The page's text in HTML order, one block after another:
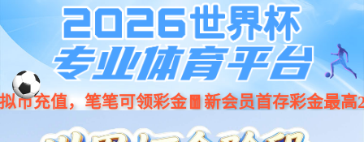
首页-AB娱乐-「品质引领发展,专注
成就未来」
没有找到站点